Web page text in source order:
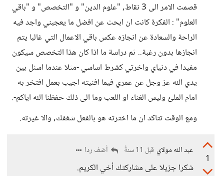
قصمت الامر الى 3 نقاط, "علوم الدين" و "التخصص" و "باقي
العلوم" : الفكرة كانت ان ابحث عن افضل ما يعجبني واجد فيه
الراحة والسعادة عن انجازه عكس باقي الاعمال التي غالبا يتم
انجازها بدون رغبة.. ثم دراسة ما اذا كان هذا التخصص سيكون
مفيدا في دنياي واخرتي كشرط اساسي -مثلا عندما اسئل بين
يدي الله عز وجل عن عمري فيما افنيته اجيب بعمل افتخر به
امام الملئ وليس الغناء او اللعب وما الى ذلك حفظنا الله اياكم-.
ومع الوقت تتاكد ان ما اخترته هو بالفعل شغفك, والا غيرته.
1
عبد الله مولاي قبل 11 سنةً أضف ردا
شكرا جزيلا على مشاركتك أخي الكريم.